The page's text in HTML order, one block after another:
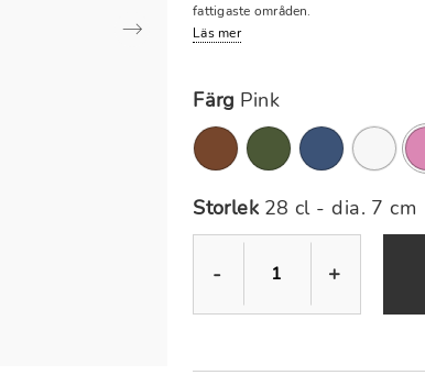
fattigaste områden.
Läs mer
Färg Pink
Storlek 28 cl - dia. 7 cm
- +